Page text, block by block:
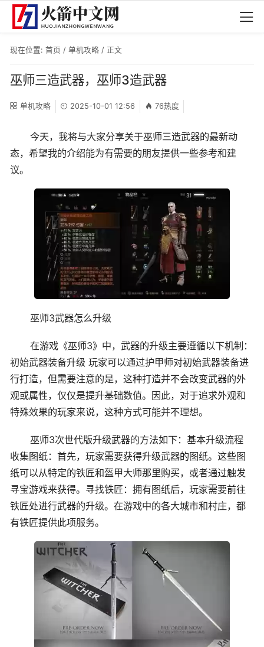
现在位置: 首页 / 单机攻略 / 正文
巫师三造武器，巫师3造武器
单机攻略 2025-10-01 12:56 76热度
今天，我将与大家分享关于巫师三造武器的最新动
态，希望我的介绍能为有需要的朋友提供一些参考和建
议。
巫师3武器怎么升级
在游戏《巫师3》中，武器的升级主要遵循以下机制：
初始武器装备升级 玩家可以通过护甲师对初始武器装备进
行打造，但需要注意的是，这种打造并不会改变武器的外
观或属性，仅仅是提升基础数值。因此，对于追求外观和
特殊效果的玩家来说，这种方式可能并不理想。
巫师3次世代版升级武器的方法如下：基本升级流程
收集图纸：首先，玩家需要获得升级武器的图纸。这些图
纸可以从特定的铁匠和盔甲大师那里购买，或者通过触发
寻宝游戏来获得。寻找铁匠：拥有图纸后，玩家需要前往
铁匠处进行武器的升级。在游戏中的各大城市和村庄，都
有铁匠提供此项服务。